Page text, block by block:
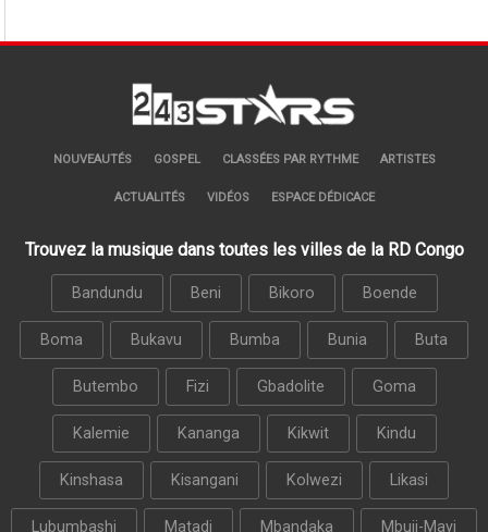
NOUVEAUTÉS GOSPEL CLASSÉES PAR RYTHME ARTISTES
ACTUALITÉS VIDÉOS ESPACE DÉDICACE
Trouvez la musique dans toutes les villes de la RD Congo
Bandundu Beni Bikoro Boende
Boma Bukavu Bumba Bunia Buta
Butembo Fizi Gbadolite Goma
Kalemie Kananga Kikwit Kindu
Kinshasa Kisangani Kolwezi Likasi
Lubumbashi Matadi Mbandaka Mbuji-Mayi